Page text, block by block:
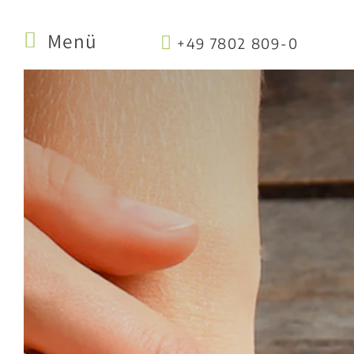
Menü +49 7802 809-0